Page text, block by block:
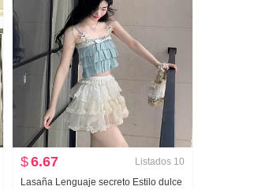
$6.67 Listados 10
Lasaña Lenguaje secreto Estilo dulce